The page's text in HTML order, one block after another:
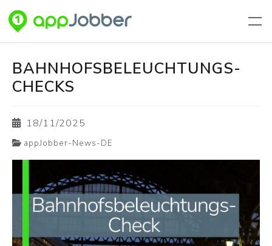
BAHNHOFSBELEUCHTUNGS-
CHECKS
18/11/2025
appJobber-News-DE